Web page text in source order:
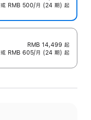
或 RMB 500/月 (24 期) 起
RMB 14,499 起
或 RMB 605/月 (24 期) 起